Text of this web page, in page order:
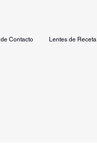
Contacto Lentes de Receta